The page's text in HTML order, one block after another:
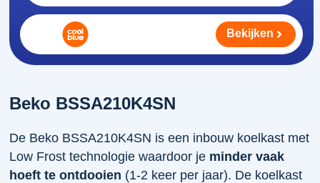
Beko BSSA210K4SN
De Beko BSSA210K4SN is een inbouw koelkast met
Low Frost technologie waardoor je minder vaak
hoeft te ontdooien (1-2 keer per jaar). De koelkast
Bekijken